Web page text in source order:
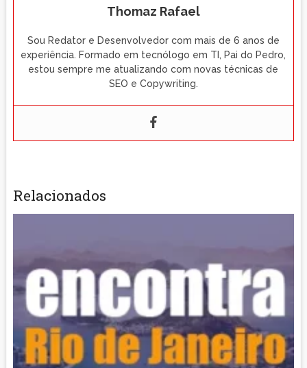
Thomaz Rafael
Sou Redator e Desenvolvedor com mais de 6 anos de
experiência. Formado em tecnólogo em TI, Pai do Pedro,
estou sempre me atualizando com novas técnicas de
SEO e Copywriting.
Relacionados